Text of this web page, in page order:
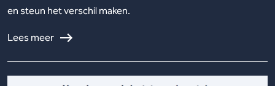
en steun het verschil maken.
Lees meer